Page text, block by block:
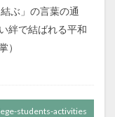
ぶ」の言葉の通
絆で結ばれる平和
）
students-activities